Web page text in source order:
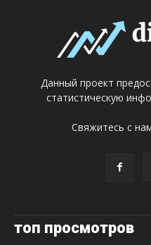
Данный проект
статистическую
Свяжитесь с
топ просмотров